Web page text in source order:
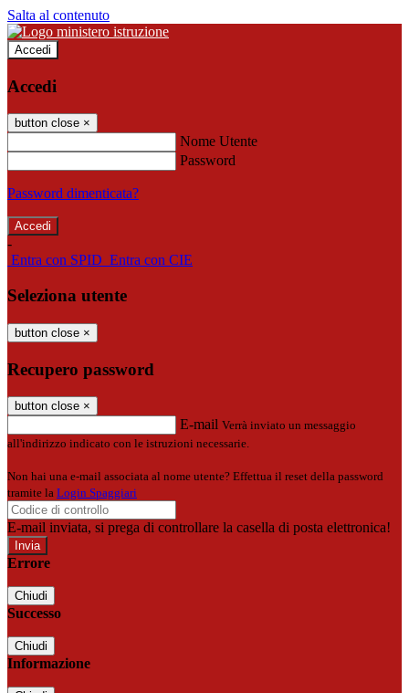
Salta al contenuto
Accedi
Accedi
button close ×
Nome Utente
Password
Password dimenticata?
-
Entra con SPID Entra con CIE
Seleziona utente
button close ×
Recupero password
button close ×
E-mail Verrà inviato un messaggio
all'indirizzo indicato con le istruzioni necessarie.
Non hai una e-mail associata al nome utente? Effettua il reset della password
tramite la Login Spaggiari
E-mail inviata, si prega di controllare la casella di posta elettronica!
Errore
Chiudi
Successo
Chiudi
Informazione